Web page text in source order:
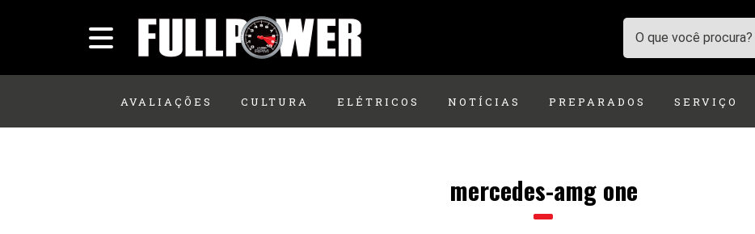
AVALIAÇÕES CULTURA ELÉTRICOS NOTÍCIAS PREPARADOS SERVIÇO
mercedes-amg one